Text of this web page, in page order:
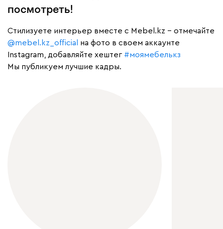
посмотреть!
Cтилизуете интерьер вместе с Mebel.kz – отмечайте
@mebel.kz_official
на фото в своем аккаунте
Instagram, добавляйте хештег #моямебелькз
Мы публикуем лучшие кадры.